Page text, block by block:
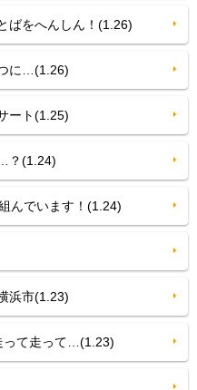
をへんしん！(1.26)
に…(1.26)
ート(1.25)
？(1.24)
んでいます！(1.24)
浜市(1.23)
て走って…(1.23)